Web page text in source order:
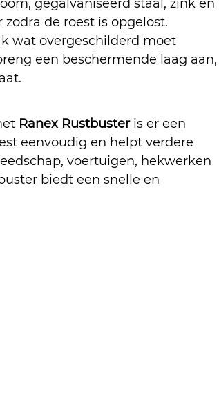
gegalvaniseerd staal, zink en
de roest is opgelost.
wat overgeschilderd moet
een beschermende laag
Ranex Rustbuster is er een
eenvoudig en helpt verdere
voertuigen, hekwerken
biedt een snelle en